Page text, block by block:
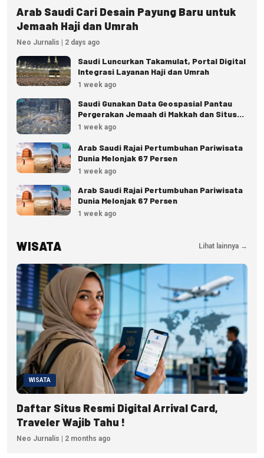
Arab Saudi Cari Desain Payung Baru untuk
Jemaah Haji dan Umrah
Neo Jurnalis | 2 days ago
Saudi Luncurkan Takamulat, Portal Digital
Integrasi Layanan Haji dan Umrah
1 week ago
Saudi Gunakan Data Geospasial Pantau
Pergerakan Jemaah di Makkah dan Situs
Suci
1 week ago
Arab Saudi Rajai Pertumbuhan Pariwisata
Dunia Melonjak 67 Persen
1 week ago
Arab Saudi Rajai Pertumbuhan Pariwisata
Dunia Melonjak 67 Persen
1 week ago
WISATA Lihat lainnya →
WISATA
Daftar Situs Resmi Digital Arrival Card,
Traveler Wajib Tahu !
Neo Jurnalis | 2 months ago